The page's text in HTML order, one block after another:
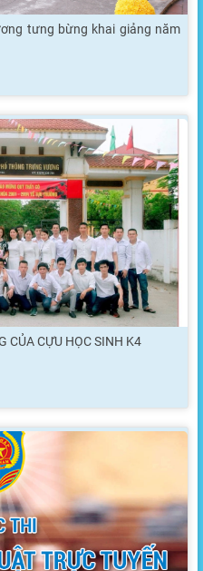
tưng bừng khai giảng năm
CỦA CỰU HỌC SINH K4